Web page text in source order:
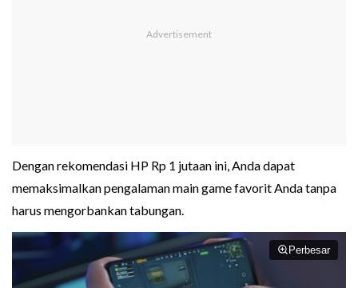
Dengan rekomendasi HP Rp 1 jutaan ini, Anda dapat
memaksimalkan pengalaman main game favorit Anda tanpa
harus mengorbankan tabungan.
Perbesar